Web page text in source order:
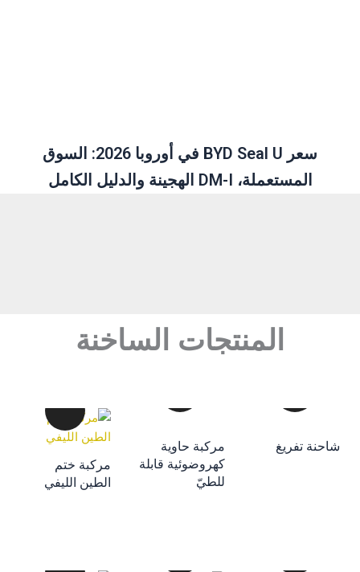
سعر BYD Seal U في أوروبا 2026: السوق
المستعملة، DM-I الهجينة والدليل الكامل
المنتجات الساخنة
تفريغ
التسوق
مركبة حاوية
كهروضوئية قابلة
للطيّ
إضافة إلى سلة
التسوق
مركبة ختم
الطين الليفي
إضافة إلى سلة
التسوق